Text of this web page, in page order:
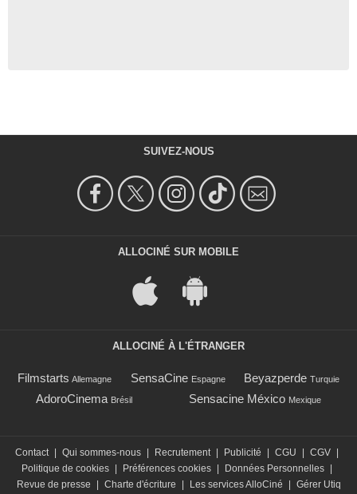
SUIVEZ-NOUS
ALLOCINÉ SUR MOBILE
ALLOCINÉ À L'ÉTRANGER
Filmstarts Allemagne SensaCine Espagne Beyazperde Turquie
AdoroCinema Brésil Sensacine México Mexique
Contact | Qui sommes-nous | Recrutement | Publicité | CGU | CGV |
Politique de cookies | Préférences cookies | Données Personnelles |
Revue de presse
| Charte d'écriture | Les services AlloCiné | Gérer Utiq